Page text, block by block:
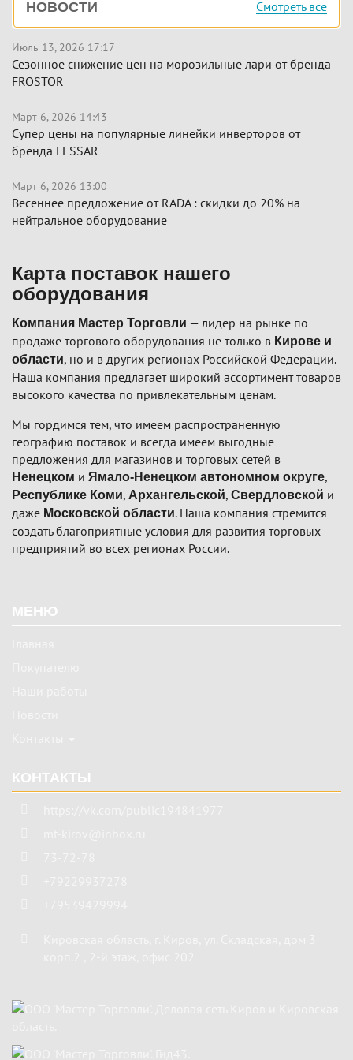
панель
НОВОСТИ Смотреть все
Июль 13, 2026 17:17
Сезонное снижение цен на морозильные лари от бренда
FROSTOR
Март 6, 2026 14:43
Супер цены на популярные линейки инверторов от
бренда LESSAR
Март 6, 2026 13:00
Весеннее предложение от RADA : скидки до 20% на
нейтральное оборудование
Карта поставок нашего
оборудования
Компания Мастер Торговли — лидер на рынке по
продаже торгового оборудования не только в Кирове и
области, но и в других регионах Российской Федерации.
Наша компания предлагает широкий ассортимент товаров
высокого качества по привлекательным ценам.
Мы гордимся тем, что имеем распространенную
географию поставок и всегда имеем выгодные
предложения для магазинов и торговых сетей в
Ненецком и Ямало-Ненецком автономном округе,
Республике Коми, Архангельской, Свердловской и
даже Московской области. Наша компания стремится
создать благоприятные условия для развития торговых
предприятий во всех регионах России.
МЕНЮ
КОНТАКТЫ